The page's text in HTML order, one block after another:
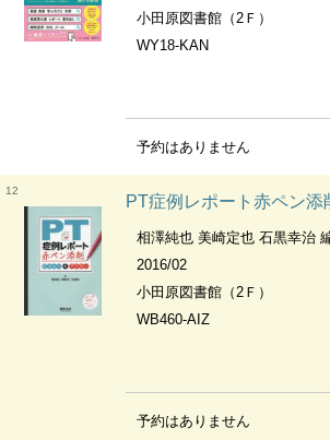
小田原図書館（2Ｆ）
WY18-KAN
予約はありません
12
PT症例レポート赤ペン添削
相澤純也 美崎定也 石黒幸治
2016/02
小田原図書館（2Ｆ）
WB460-AIZ
予約はありません